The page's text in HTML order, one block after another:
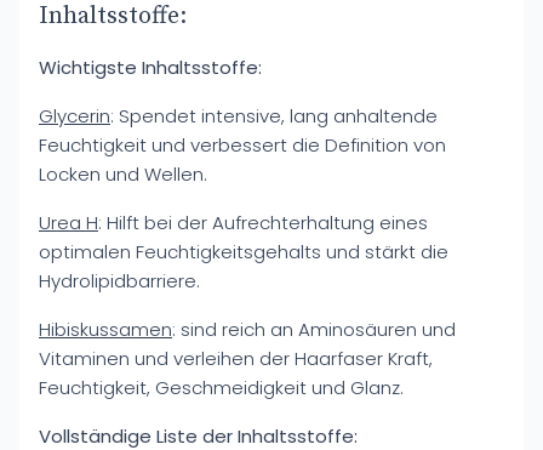
Inhaltsstoffe:
Wichtigste Inhaltsstoffe:
Glycerin: Spendet intensive, lang anhaltende
Feuchtigkeit und verbessert die Definition von
Locken und Wellen.
Urea H: Hilft bei der Aufrechterhaltung eines
optimalen Feuchtigkeitsgehalts und stärkt die
Hydrolipidbarriere.
Hibiskussamen: sind reich an Aminosäuren und
Vitaminen und verleihen der Haarfaser Kraft,
Feuchtigkeit, Geschmeidigkeit und Glanz.
Vollständige Liste der Inhaltsstoffe: